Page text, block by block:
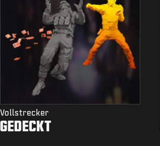
Vollstrecker
GEDECKT